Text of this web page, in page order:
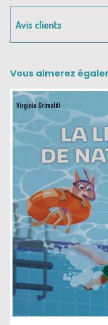
Avis clients
Vous aimerez